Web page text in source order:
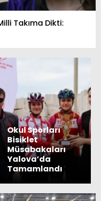
Takıma Dikti:
Okul Sporları
Bisiklet
Müsabakaları
Yalova’da
Tamamlandı